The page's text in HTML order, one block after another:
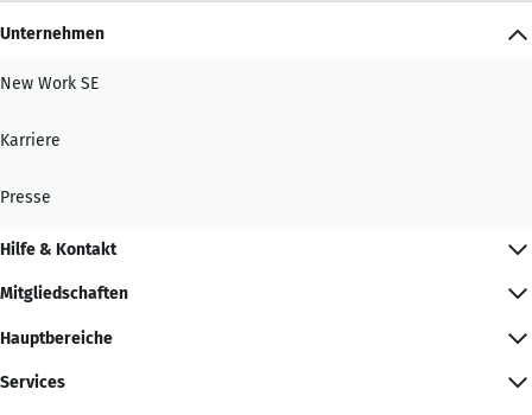
Unternehmen
New Work SE
Karriere
Presse
Hilfe & Kontakt
Mitgliedschaften
Hauptbereiche
Services